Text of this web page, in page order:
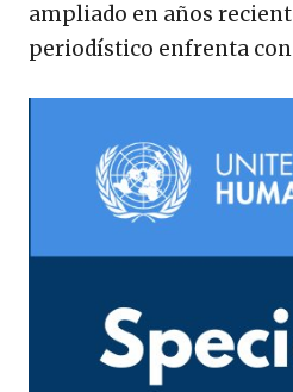
ampliado en años
periodístico enfrenta